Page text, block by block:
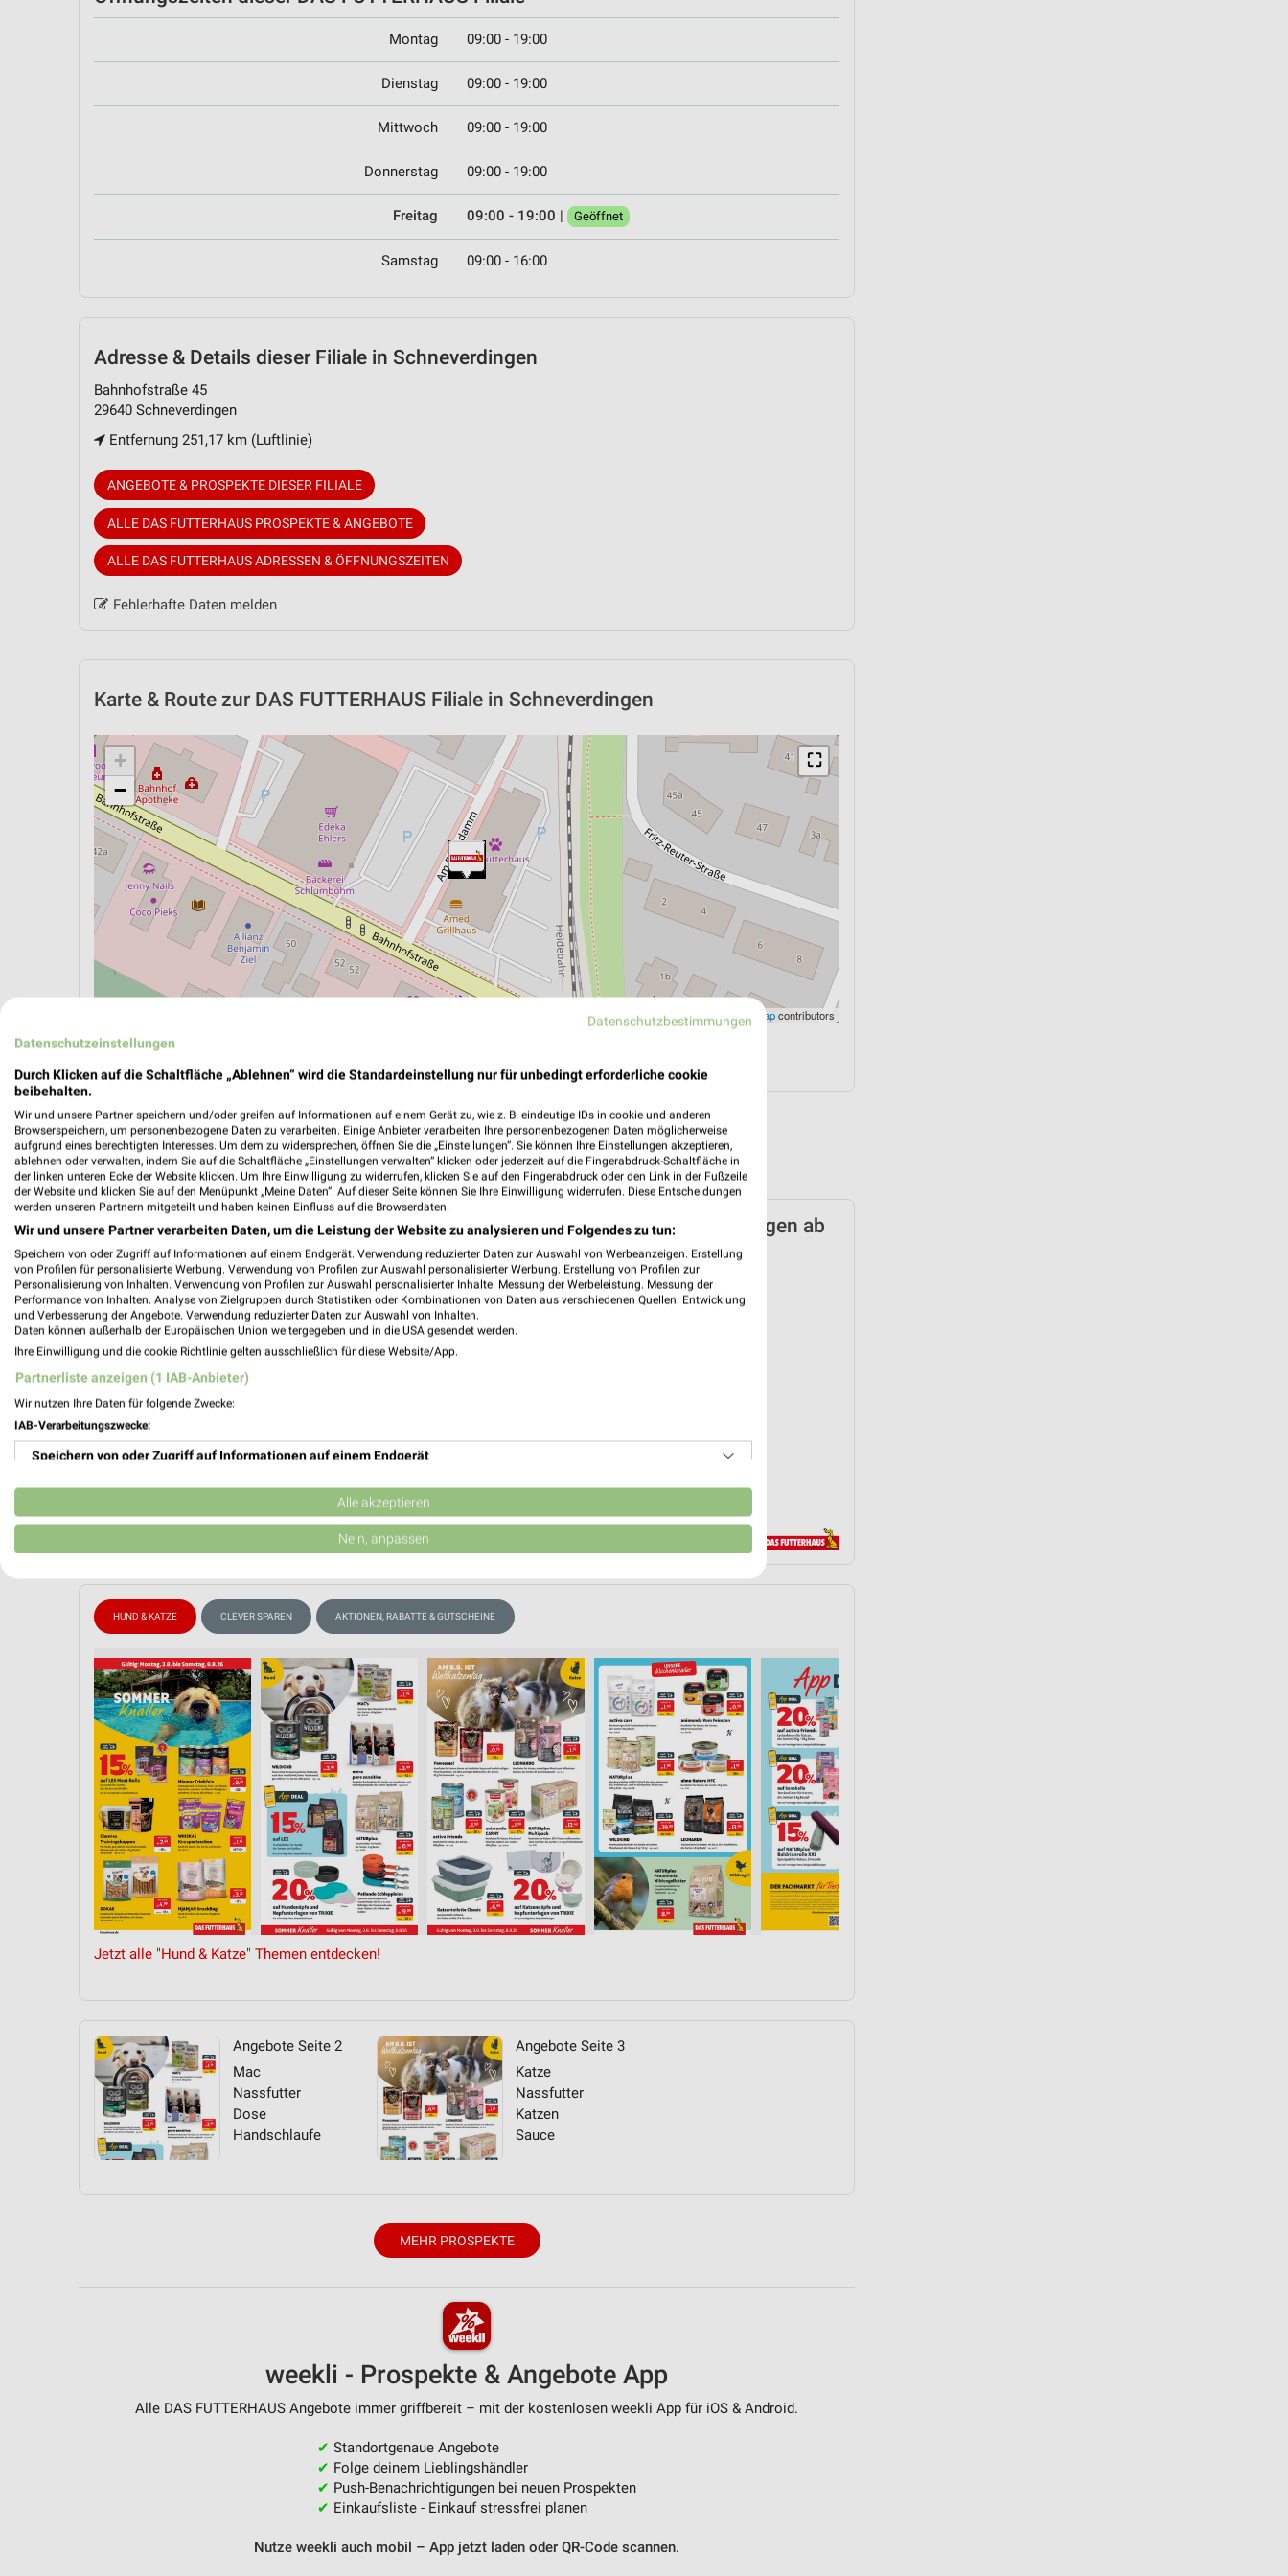
Montag 09:00 - 19:00
Dienstag 09:00 - 19:00
Mittwoch 09:00 - 19:00
Donnerstag 09:00 - 19:00
Freitag 09:00 - 19:00 | Geöffnet
Samstag 09:00 - 16:00
Adresse & Details dieser Filiale in Schneverdingen
Bahnhofstraße 45
29640 Schneverdingen
Entfernung 251,17 km (Luftlinie)
ANGEBOTE & PROSPEKTE DIESER FILIALE
ALLE DAS FUTTERHAUS PROSPEKTE & ANGEBOTE
ALLE DAS FUTTERHAUS ADRESSEN & ÖFFNUNGSZEITEN
Fehlerhafte Daten melden
Karte & Route zur DAS FUTTERHAUS Filiale in Schneverdingen
⛶
+
−
Leaflet |©OpenStreetMapcontributors
ÖPNV ANZEIGEN
Aktuelle Angebote in dieser Filiale
Anzahl Prospekte: 1
Letztes Prospektupdate: vor 5 Tagen
DAS FUTTERHAUS Prospekt für Schneverdingen ab
Mo. den 03.08.
Sommer Knaller
Gültig von 03. Aug. bis 08. Aug.
📅 Kalendereintrag erstellen
HUND & KATZE CLEVER SPAREN AKTIONEN, RABATTE & GUTSCHEINE
Jetzt alle "Hund & Katze" Themen entdecken!
Angebote Seite 2
Mac
Nassfutter
Dose
Handschlaufe
Angebote Seite 3
Katze
Nassfutter
Katzen
Sauce
MEHR PROSPEKTE
weekli - Prospekte & Angebote App
Alle DAS FUTTERHAUS Angebote immer griffbereit – mit der kostenlosen weekli App für iOS & Android.
✔ Standortgenaue Angebote
✔ Folge deinem Lieblingshändler
✔ Push-Benachrichtigungen bei neuen Prospekten
✔ Einkaufsliste - Einkauf stressfrei planen
Nutze weekli auch mobil – App jetzt laden oder QR-Code scannen.
Datenschutzbestimmungen
Datenschutzeinstellungen
Durch Klicken auf die Schaltfläche „Ablehnen“ wird die Standardeinstellung nur für unbedingt erforderliche cookie
beibehalten.
Wir und unsere Partner speichern und/oder greifen auf Informationen auf einem Gerät zu, wie z. B. eindeutige IDs in cookie und anderen
Browserspeichern, um personenbezogene Daten zu verarbeiten. Einige Anbieter verarbeiten Ihre personenbezogenen Daten möglicherweise
aufgrund eines berechtigten Interesses. Um dem zu widersprechen, öffnen Sie die „Einstellungen“. Sie können Ihre Einstellungen akzeptieren,
ablehnen oder verwalten, indem Sie auf die Schaltfläche „Einstellungen verwalten“ klicken oder jederzeit auf die Fingerabdruck-Schaltfläche in
der linken unteren Ecke der Website klicken. Um Ihre Einwilligung zu widerrufen, klicken Sie auf den Fingerabdruck oder den Link in der Fußzeile
der Website und klicken Sie auf den Menüpunkt „Meine Daten“. Auf dieser Seite können Sie Ihre Einwilligung widerrufen. Diese Entscheidungen
werden unseren Partnern mitgeteilt und haben keinen Einfluss auf die Browserdaten.
Wir und unsere Partner verarbeiten Daten, um die Leistung der Website zu analysieren und Folgendes zu tun:
Speichern von oder Zugriff auf Informationen auf einem Endgerät. Verwendung reduzierter Daten zur Auswahl von Werbeanzeigen. Erstellung
von Profilen für personalisierte Werbung. Verwendung von Profilen zur Auswahl personalisierter Werbung. Erstellung von Profilen zur
Personalisierung von Inhalten. Verwendung von Profilen zur Auswahl personalisierter Inhalte. Messung der Werbeleistung. Messung der
Performance von Inhalten. Analyse von Zielgruppen durch Statistiken oder Kombinationen von Daten aus verschiedenen Quellen. Entwicklung
und Verbesserung der Angebote. Verwendung reduzierter Daten zur Auswahl von Inhalten.
Daten können außerhalb der Europäischen Union weitergegeben und in die USA gesendet werden.
Ihre Einwilligung und die cookie Richtlinie gelten ausschließlich für diese Website/App.
Partnerliste anzeigen (1 IAB-Anbieter)
Wir nutzen Ihre Daten für folgende Zwecke:
IAB-Verarbeitungszwecke:
Speichern von oder Zugriff auf Informationen auf einem Endgerät
Verwendung reduzierter Daten zur Auswahl von Werbeanzeigen
Erstellung von Profilen für personalisierte Werbung
Erstellung von Profilen zur Personalisierung von Inhalten
Messung der Werbeleistung
Messung der Performance von Inhalten
Analyse von Zielgruppen durch Statistiken oder Kombinationen von Daten aus verschiedenen
Entwicklung und Verbesserung der Angebote
Verwendung reduzierter Daten zur Auswahl von Inhalten
IAB-Besonderheiten:
Verwendung genauer Standortdaten
Geräte anhand von aktiv angeforderten Informationen identifizieren
Performance
Alle akzeptieren
Nein, anpassen